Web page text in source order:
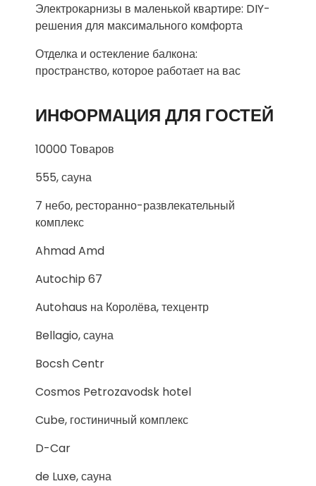
Электрокарнизы в маленькой квартире: DIY-
решения для максимального комфорта
Отделка и остекление балкона:
пространство, которое работает на вас
ИНФОРМАЦИЯ ДЛЯ ГОСТЕЙ
10000 Товаров
555, сауна
7 небо, ресторанно-развлекательный
комплекс
Ahmad Amd
Autochip 67
Autohaus на Королёва, техцентр
Bellagio, сауна
Bocsh Centr
Cosmos Petrozavodsk hotel
Cube, гостиничный комплекс
D-Car
de Luxe, сауна